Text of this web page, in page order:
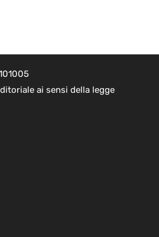
ai sensi della legge